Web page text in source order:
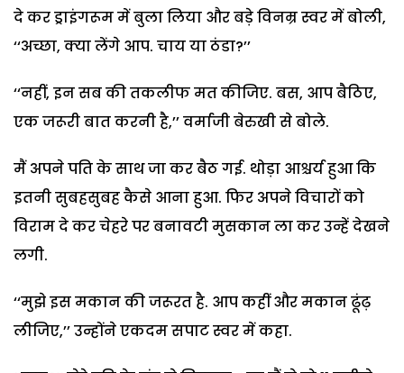
दे कर ड्राइंगरूम में बुला लिया और बड़े विनम्र स्वर में बोली,
‘‘अच्छा, क्या लेंगे आप. चाय या ठंडा?’’
‘‘नहीं, इन सब की तकलीफ मत कीजिए. बस, आप बैठिए,
एक जरूरी बात करनी है,’’ वर्माजी बेरुखी से बोले.
मैं अपने पति के साथ जा कर बैठ गई. थोड़ा आश्चर्य हुआ कि
इतनी सुबहसुबह कैसे आना हुआ. फिर अपने विचारों को
विराम दे कर चेहरे पर बनावटी मुसकान ला कर उन्हें देखने
लगी.
‘‘मुझे इस मकान की जरूरत है. आप कहीं और मकान ढूंढ़
लीजिए,’’ उन्होंने एकदम सपाट स्वर में कहा.